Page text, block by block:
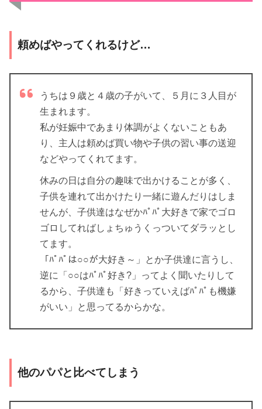
頼めばやってくれるけど…
うちは９歳と４歳の子がいて、５月に３人目が
生まれます。
私が妊娠中であまり体調がよくないこともあ
り、主人は頼めば買い物や子供の習い事の送迎
などやってくれてます。
休みの日は自分の趣味で出かけることが多く、
子供を連れて出かけたり一緒に遊んだりはしま
せんが、子供達はなぜかﾊﾟﾊﾟ大好きで家でゴロ
ゴロしてればしょちゅうくっついてダラッとし
てます。
「ﾊﾟﾊﾟは○○が大好き～」とか子供達に言うし、
逆に「○○はﾊﾟﾊﾟ好き?」ってよく聞いたりして
るから、子供達も「好きっていえばﾊﾟﾊﾟも機嫌
がいい」と思ってるからかな。
他のパパと比べてしまう